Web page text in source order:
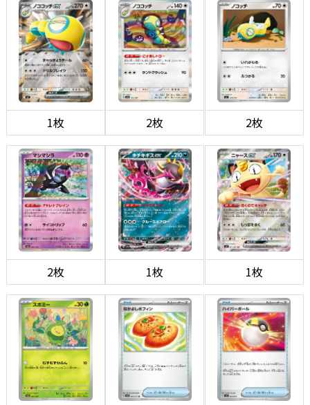
1枚 2枚 2枚
2枚 1枚 1枚